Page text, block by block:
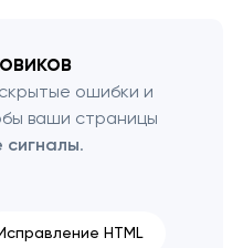
ошибки и
ваши страницы
сигналы.
HTML